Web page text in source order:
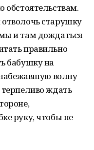
обстоятельствам.
старушку
и там дождаться
правильно
бабушку на
волну
ждать
руку, чтобы не